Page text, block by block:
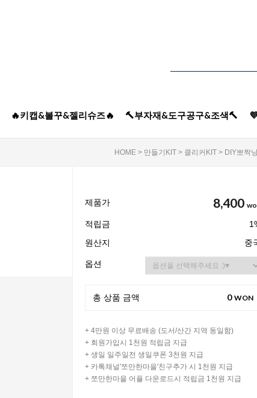
🔥키캡&볼꾸&젤리슈즈🔥 🔨부자재&도구공구&조색🔨
HOME > 만들기KIT > 클리커KIT > DIY뽀짝
제품가 8,400
적립금
원산지
중
옵션
총 상품 금액 0 WON
+ 4만원 이상 무료배송 (도서/산간 지역 동일함)
+ 회원가입시 1천원 적립금 지급
+ 생일 일주일전 생일쿠폰 3천원 지급
+ 카톡채널'쪼만한마을'친구추가 시 1천원 지급
+ 쪼만한마을 어플 다운로드시 적립금 1천원 지급